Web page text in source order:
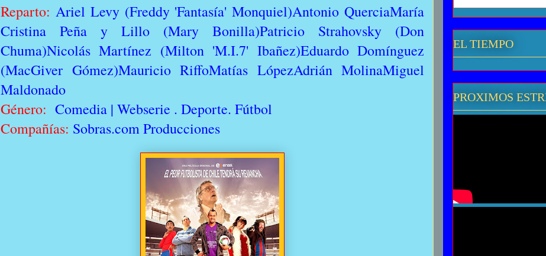
Reparto: Ariel Levy (Freddy 'Fantasía' Monquiel)Antonio QuerciaMaría
Cristina Peña y Lillo (Mary Bonilla)Patricio Strahovsky (Don
Chuma)Nicolás Martínez (Milton 'M.I.7' Ibañez)Eduardo Domínguez
(MacGiver Gómez)Mauricio RiffoMatías LópezAdrián MolinaMiguel
Maldonado
Género: Comedia | Webserie . Deporte. Fútbol
Compañías: Sobras.com Producciones
EL TIEMPO
PROXIMOS